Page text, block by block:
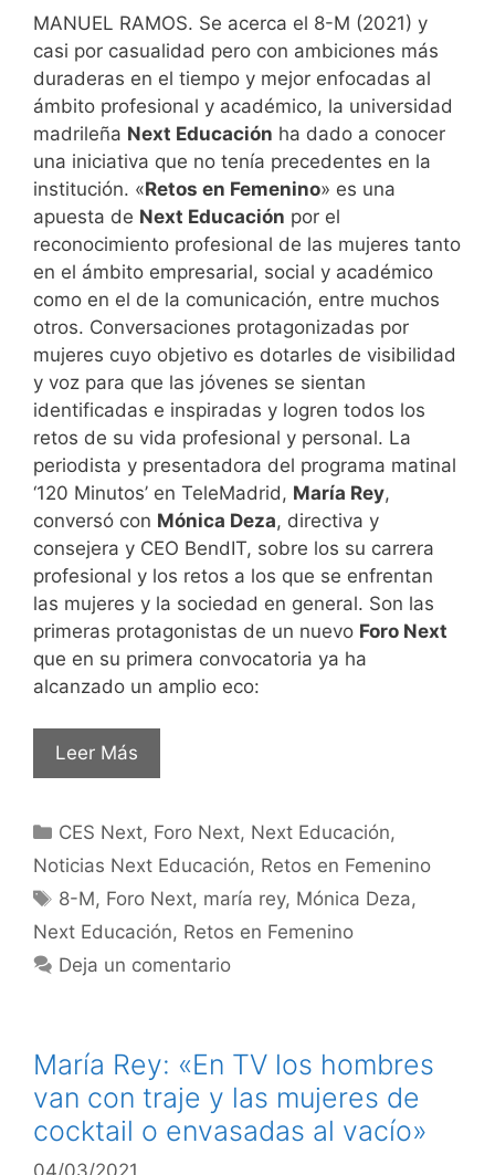
MANUEL RAMOS. Se acerca el 8-M (2021) y
casi por casualidad pero con ambiciones más
duraderas en el tiempo y mejor enfocadas al
ámbito profesional y académico, la universidad
madrileña Next Educación ha dado a conocer
una iniciativa que no tenía precedentes en la
institución. «Retos en Femenino» es una
apuesta de Next Educación por el
reconocimiento profesional de las mujeres tanto
en el ámbito empresarial, social y académico
como en el de la comunicación, entre muchos
otros. Conversaciones protagonizadas por
mujeres cuyo objetivo es dotarles de visibilidad
y voz para que las jóvenes se sientan
identificadas e inspiradas y logren todos los
retos de su vida profesional y personal. La
periodista y presentadora del programa matinal
‘120 Minutos’ en TeleMadrid, María Rey,
conversó con Mónica Deza, directiva y
consejera y CEO BendIT, sobre los su carrera
profesional y los retos a los que se enfrentan
las mujeres y la sociedad en general. Son las
primeras protagonistas de un nuevo Foro Next
que en su primera convocatoria ya ha
alcanzado un amplio eco:
Leer Más
CES Next, Foro Next, Next Educación,
Noticias Next Educación, Retos en Femenino
8-M, Foro Next, maría rey, Mónica Deza,
Next Educación, Retos en Femenino
Deja un comentario
María Rey: «En TV los hombres
van con traje y las mujeres de
cocktail o envasadas al vacío»
04/03/2021